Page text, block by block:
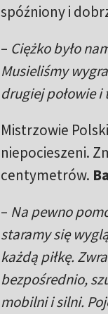
spóźniony i
– Ciężko było
Musieliśmy
drugiej połowie i
Mistrzowie
niepocieszeni.
centymetrów.
– Na pewno
staramy się
każdą piłkę.
bezpośrednio,
mobilni i silni.